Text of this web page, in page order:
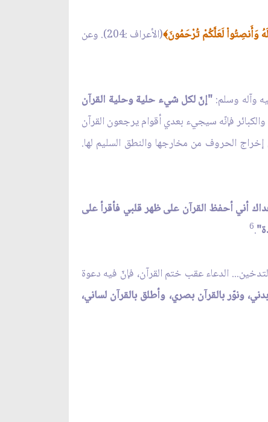
وَأَنصِتُواْ لَعَلَّكُمْ تُرْحَمُونَ﴾
(الأعراف :204). وعن
"إنّ لكل شيء حلية وحلية القرآن
فإنّه سيجيء بعدي أقوام يرجعون القرآن
مقلوبة، وقلوب من يعجبه شأنهم"14. فلحون العرب قائمة على إخراج الحروف من مخارجها والنطق السليم لها.
أني أحفظ القرآن على ظهر قلبي فأقرأ على
.
6
التدخين... الدعاء عقب ختم القرآن، فإنّ فيه دعوة
ونوّر بالقرآن بصري، وأطلق بالقرآن لساني،